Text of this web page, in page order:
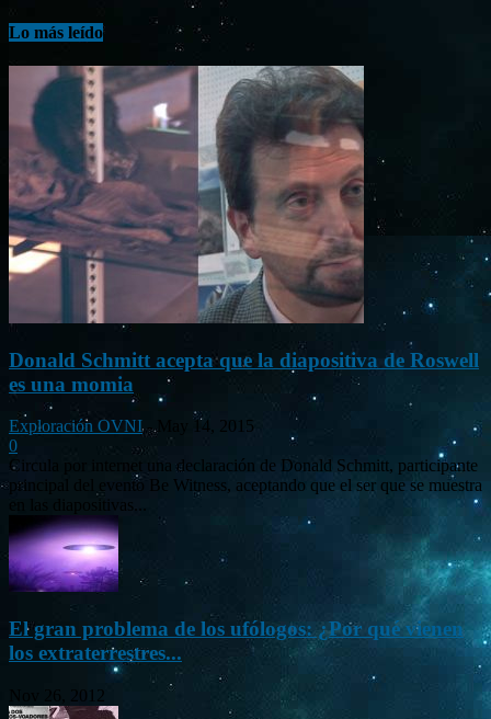
Lo más leído
Donald Schmitt acepta que la diapositiva de Roswell
es una momia
Exploración OVNI -
May 14, 2015
0
Circula por internet una declaración de Donald Schmitt, participante
principal del evento Be Witness, aceptando que el ser que se muestra
en las diapositivas...
El gran problema de los ufólogos: ¿Por qué vienen
los extraterrestres...
Nov 26, 2012